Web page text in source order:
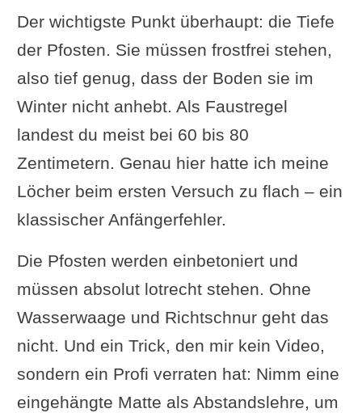
Der wichtigste Punkt überhaupt: die Tiefe
der Pfosten. Sie müssen frostfrei stehen,
also tief genug, dass der Boden sie im
Winter nicht anhebt. Als Faustregel
landest du meist bei 60 bis 80
Zentimetern. Genau hier hatte ich meine
Löcher beim ersten Versuch zu flach – ein
klassischer Anfängerfehler.
Die Pfosten werden einbetoniert und
müssen absolut lotrecht stehen. Ohne
Wasserwaage und Richtschnur geht das
nicht. Und ein Trick, den mir kein Video,
sondern ein Profi verraten hat: Nimm eine
eingehängte Matte als Abstandslehre, um